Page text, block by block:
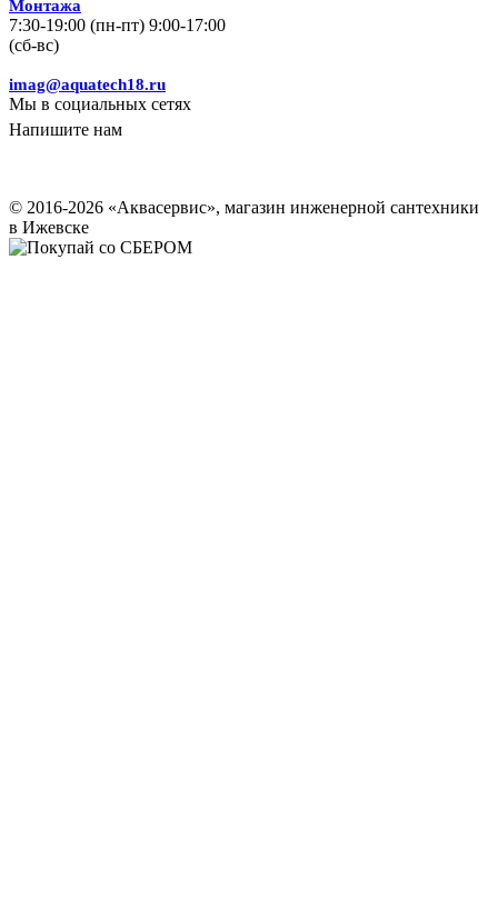
Монтажа
7:30-19:00 (пн-пт) 9:00-17:00
(сб-вс)
imag@aquatech18.ru
Мы в социальных сетях
Напишите нам
© 2016-2026 «Аквасервис», магазин инженерной сантехники
в Ижевске